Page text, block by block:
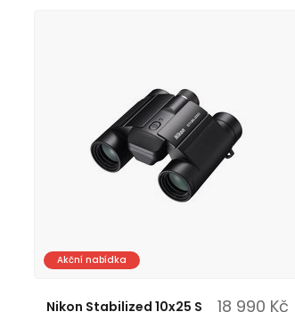
Akční nabídka
Nikon Stabilized 10x25 S
18 990 Kč